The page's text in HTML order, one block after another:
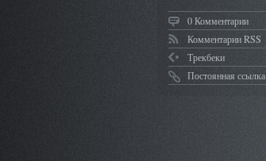
0 Комментарии
Комментарии RSS
Трекбеки
Постоянная ссылка